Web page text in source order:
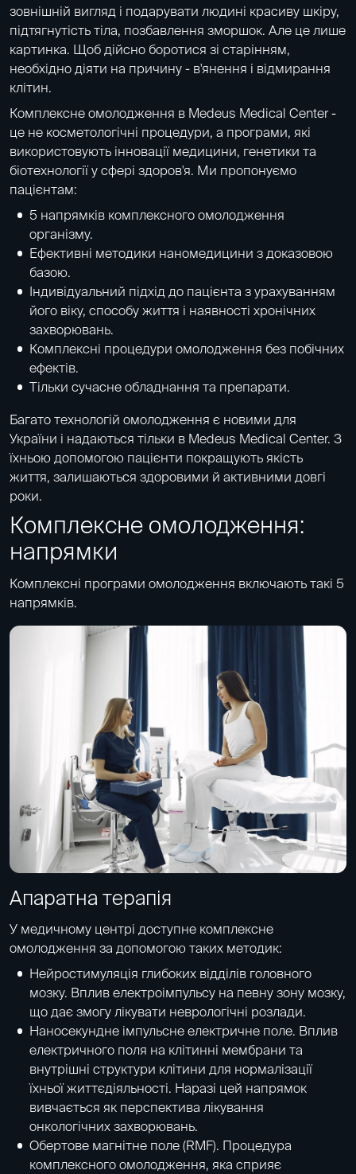
зовнішній вигляд і подарувати людині красиву шкіру,
підтягнутість тіла, позбавлення зморшок. Але це лише
картинка. Щоб дійсно боротися зі старінням,
необхідно діяти на причину - в'янення і відмирання
клітин.
Комплексне омолодження в Medeus Medical Center -
це не косметологічні процедури, а програми, які
використовують інновації медицини, генетики та
біотехнології у сфері здоров'я. Ми пропонуємо
пацієнтам:
5 напрямків комплексного омолодження
організму.
Ефективні методики наномедицини з доказовою
базою.
Індивідуальний підхід до пацієнта з урахуванням
його віку, способу життя і наявності хронічних
захворювань.
Комплексні процедури омолодження без побічних
ефектів.
Тільки сучасне обладнання та препарати.
Багато технологій омолодження є новими для
України і надаються тільки в Medeus Medical Center. З
їхньою допомогою пацієнти покращують якість
життя, залишаються здоровими й активними довгі
роки.
Комплексне омолодження:
напрямки
Комплексні програми омолодження включають такі 5
напрямків.
Апаратна терапія
У медичному центрі доступне комплексне
омолодження за допомогою таких методик:
Нейростимуляція глибоких відділів головного
мозку. Вплив електроімпульсу на певну зону мозку,
що дає змогу лікувати неврологічні розлади.
Наносекундне імпульсне електричне поле. Вплив
електричного поля на клітинні мембрани та
внутрішні структури клітини для нормалізації
їхньої життєдіяльності. Наразі цей напрямок
вивчається як перспектива лікування
онкологічних захворювань.
Обертове магнітне поле (RMF). Процедура
комплексного омолодження, яка сприяє